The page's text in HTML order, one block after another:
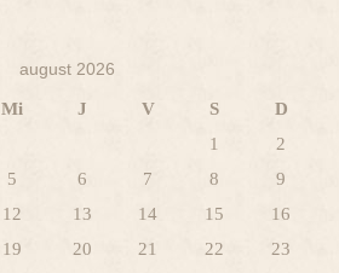
august 2026
Mi J V S
D
1
2
5 6 7 8
9
12 13 14 15
16
19 20 21 22
23